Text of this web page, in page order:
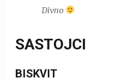
Divno
SASTOJCI
BISKVIT